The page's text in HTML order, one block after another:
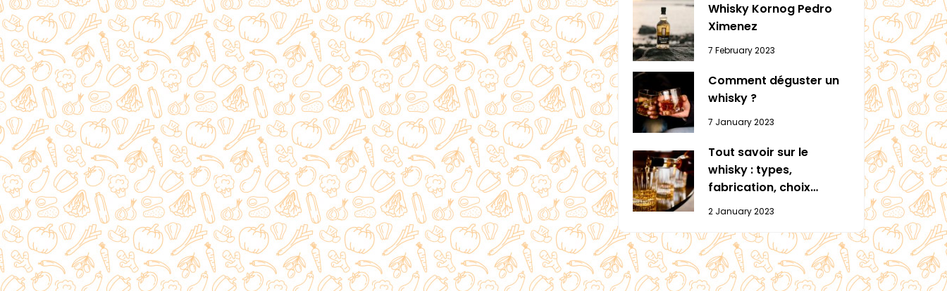
Whisky Kornog Pedro
Ximenez
7 February 2023
Comment déguster un
whisky ?
7 January 2023
Tout savoir sur le
whisky : types,
fabrication, choix…
2 January 2023